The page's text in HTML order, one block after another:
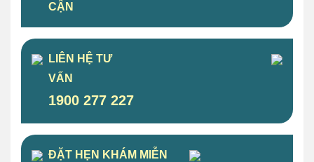
CẬN
LIÊN HỆ TƯ
VẤN
1900 277 227
ĐẶT HẸN KHÁM MIỄN